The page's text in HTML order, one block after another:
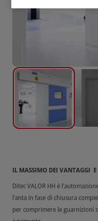
IL MASSIMO DEI VANTAGGI E
Ditec VALOR HH è
l’anta in fase di chiusura
per comprimere le guarnizioni